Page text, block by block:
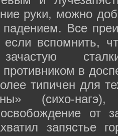
руки, можно
Все
если вспомнить,
зачастую
в
типичен для
(сихо-
от
запястье